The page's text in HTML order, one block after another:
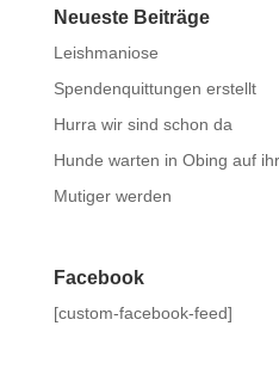
Neueste Beiträge
Leishmaniose
Spendenquittungen erstellt
Hurra wir sind schon da
Hunde warten in Obing auf
Mutiger werden
Facebook
[custom-facebook-feed]